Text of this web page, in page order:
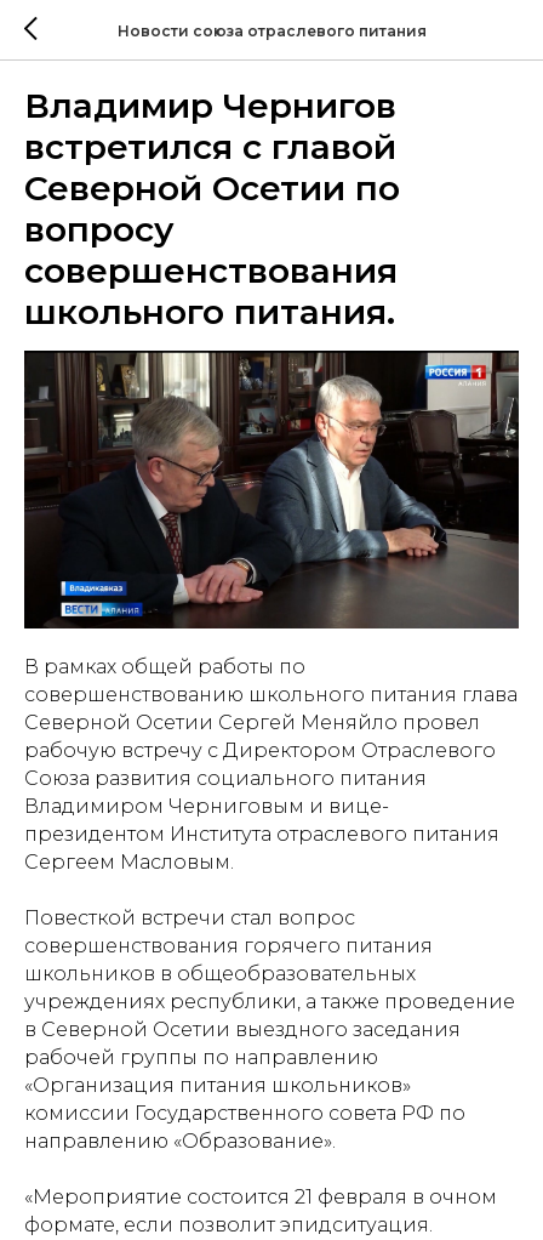
Новости союза отраслевого питания
Владимир Чернигов
встретился с главой
Северной Осетии по
вопросу
совершенствования
школьного питания.
В рамках общей работы по
совершенствованию школьного питания глава
Северной Осетии Сергей Меняйло провел
рабочую встречу с Директором Отраслевого
Союза развития социального питания
Владимиром Черниговым и вице-
президентом Института отраслевого питания
Сергеем Масловым.
Повесткой встречи стал вопрос
совершенствования горячего питания
школьников в общеобразовательных
учреждениях республики, а также проведение
в Северной Осетии выездного заседания
рабочей группы по направлению
«Организация питания школьников»
комиссии Государственного совета РФ по
направлению «Образование».
«Мероприятие состоится 21 февраля в очном
формате, если позволит эпидситуация.